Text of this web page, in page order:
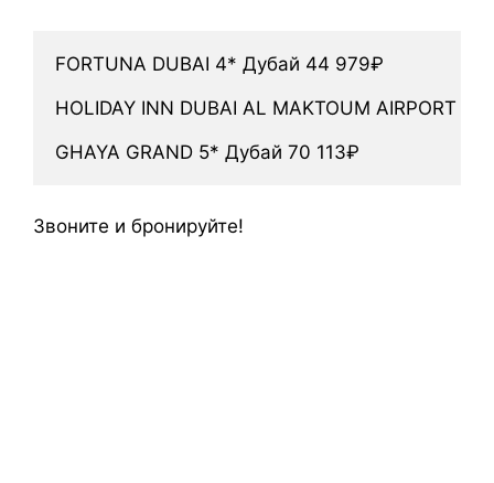
FORTUNA DUBAI 4* Дубай 44 979₽
HOLIDAY INN DUBAI AL MAKTOUM AIRPORT
GHAYA GRAND 5* Дубай 70 113₽
Звоните и бронируйте!